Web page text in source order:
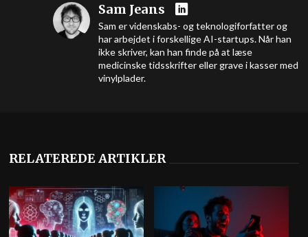
Sam Jeans
Sam er videnskabs- og teknologiforfatter og
har arbejdet i forskellige AI-startups. Når han
ikke skriver, kan han finde på at læse
medicinske tidsskrifter eller grave i kasser med
vinylplader.
RELATEREDE ARTIKLER